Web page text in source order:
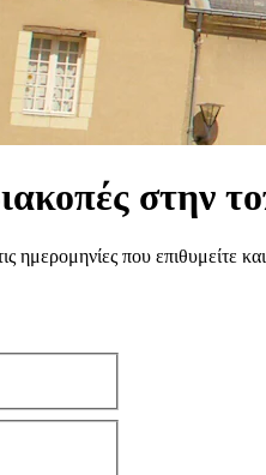
στην
ημερομηνίες που επιθυμείτε